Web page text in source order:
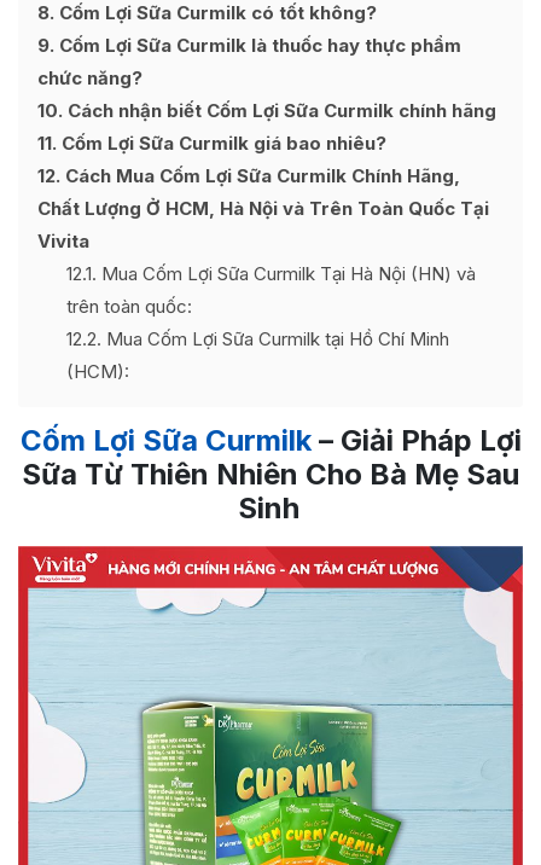
8 Cốm Lợi Sữa Curmilk có tốt không?
9 Cốm Lợi Sữa Curmilk là thuốc hay thực phẩm
chức năng?
10 Cách nhận biết Cốm Lợi Sữa Curmilk chính hãng
11 Cốm Lợi Sữa Curmilk giá bao nhiêu?
12 Cách Mua Cốm Lợi Sữa Curmilk Chính Hãng,
Chất Lượng Ở HCM, Hà Nội và Trên Toàn Quốc Tại
Vivita
12.1 Mua Cốm Lợi Sữa Curmilk Tại Hà Nội (HN) và
trên toàn quốc:
12.2 Mua Cốm Lợi Sữa Curmilk tại Hồ Chí Minh
(HCM):
Cốm Lợi Sữa Curmilk– Giải Pháp Lợi
Sữa Từ Thiên Nhiên Cho Bà Mẹ Sau
Sinh